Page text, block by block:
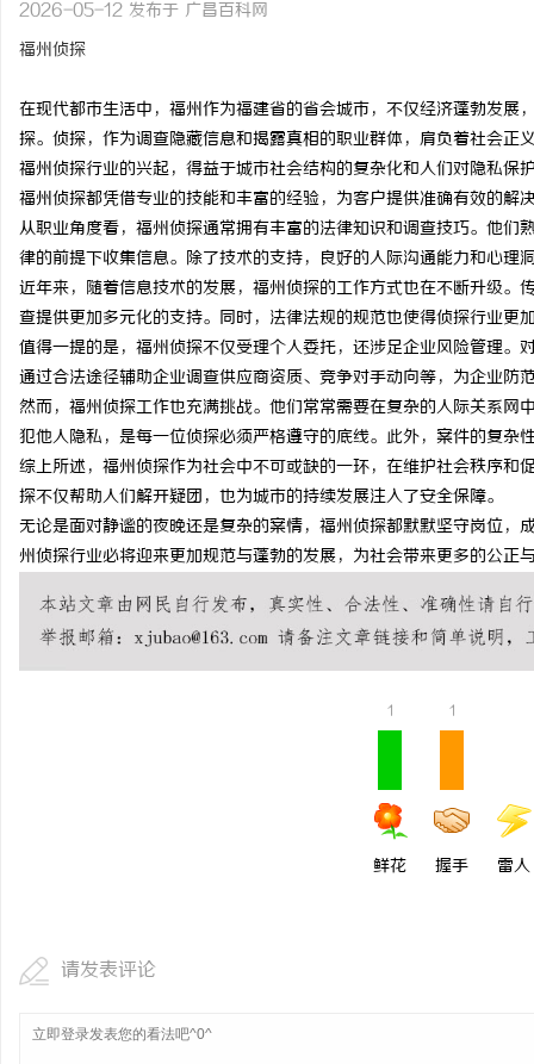
2026-05-12 发布于 广昌百科网
福州侦探
在现代都市生活中，福州作为福建省的省会城市，不仅经济蓬勃发
探。侦探，作为调查隐藏信息和揭露真相的职业群体，肩负着社会正
福州侦探行业的兴起，得益于城市社会结构的复杂化和人们对隐私
福州侦探都凭借专业的技能和丰富的经验，为客户提供准确有效的解
从职业角度看，福州侦探通常拥有丰富的法律知识和调查技巧。他
律的前提下收集信息。除了技术的支持，良好的人际沟通能力和心理
近年来，随着信息技术的发展，福州侦探的工作方式也在不断升级
查提供更加多元化的支持。同时，法律法规的规范也使得侦探行业更
值得一提的是，福州侦探不仅受理个人委托，还涉足企业风险管理
通过合法途径辅助企业调查供应商资质、竞争对手动向等，为企业防
然而，福州侦探工作也充满挑战。他们常常需要在复杂的人际关系
犯他人隐私，是每一位侦探必须严格遵守的底线。此外，案件的复杂
综上所述，福州侦探作为社会中不可或缺的一环，在维护社会秩序
探不仅帮助人们解开疑团，也为城市的持续发展注入了安全保障。
无论是面对静谧的夜晚还是复杂的案情，福州侦探都默默坚守岗位
州侦探行业必将迎来更加规范与蓬勃的发展，为社会带来更多的公正
1
鲜花
1
握手 雷人
请发表评论
武汉配眼镜 上海配眼镜